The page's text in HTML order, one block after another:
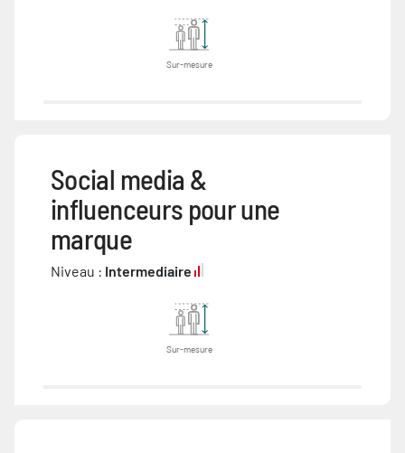
Sur-mesure
Social media &
influenceurs pour une
marque
Niveau : Intermediaire
Sur-mesure